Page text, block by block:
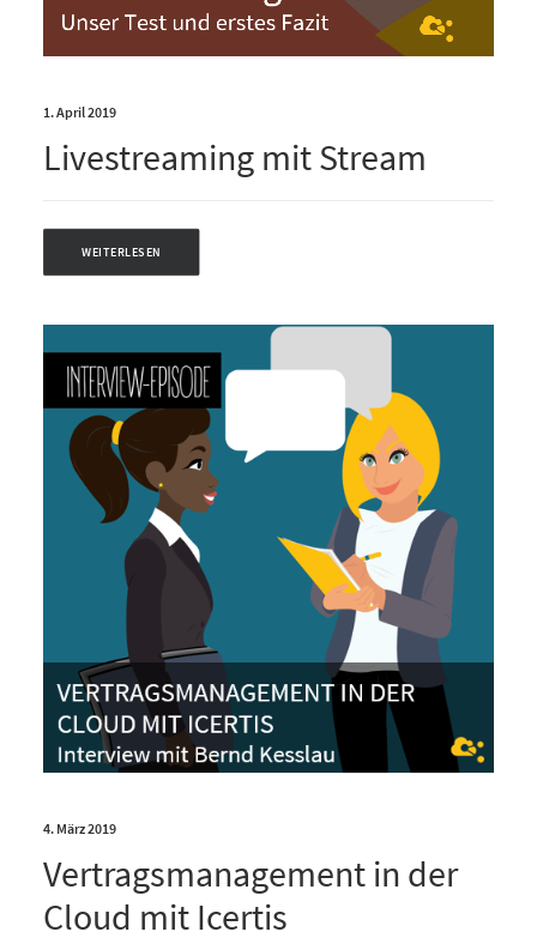
1. April 2019
Livestreaming mit Stream
WEITERLESEN
4. März 2019
Vertragsmanagement in der
Cloud mit Icertis